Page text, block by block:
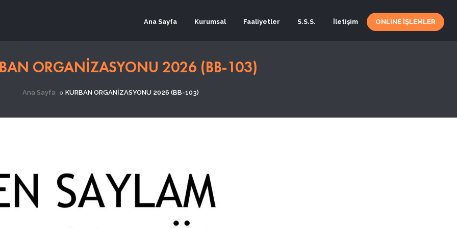
Ana Sayfa Kurumsal Faaliyetler S.S.S. İletişim ONLINE İŞLEMLER
ORGANİZASYONU 2026 (BB-103)
Ana Sayfa KURBAN ORGANİZASYONU 2026 (BB-103)